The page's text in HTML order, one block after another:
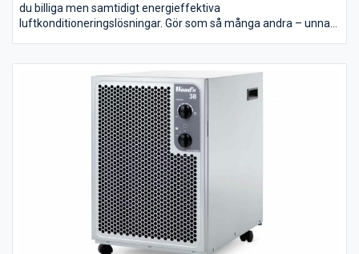
du billiga men samtidigt energieffektiva
luftkonditioneringslösningar. Gör som så många andra – unna
Med bättre sömn är det lättare att hålla humöret uppe under
dagarna, och ni får gott om energi till att hitta på roliga saker
tillsammans, och verkligen njuta av den fantastiska årstid
sommaren är. Låt hemmet bli en fristad, där ni kan vila ut under
varma dagar och sova gott under svettiga nätter.